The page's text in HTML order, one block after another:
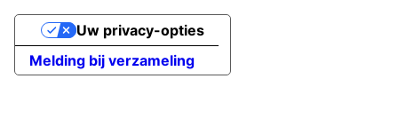
Melding bij verzameling
Uw privacy-opties